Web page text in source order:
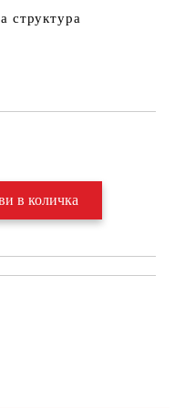
структура